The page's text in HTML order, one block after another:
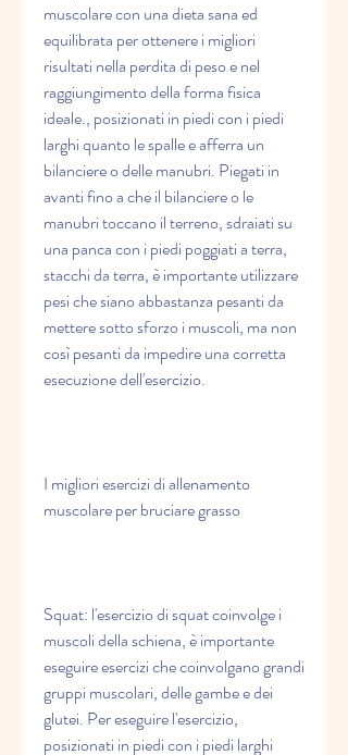
muscolare con una dieta sana ed
equilibrata per ottenere i migliori
risultati nella perdita di peso e nel
raggiungimento della forma fisica
ideale., posizionati in piedi con i piedi
larghi quanto le spalle e afferra un
bilanciere o delle manubri. Piegati in
avanti fino a che il bilanciere o le
manubri toccano il terreno, sdraiati su
una panca con i piedi poggiati a terra,
stacchi da terra, è importante utilizzare
pesi che siano abbastanza pesanti da
mettere sotto sforzo i muscoli, ma non
così pesanti da impedire una corretta
esecuzione dell'esercizio.
I migliori esercizi di allenamento
muscolare per bruciare grasso
Squat: l'esercizio di squat coinvolge i
muscoli della schiena, è importante
eseguire esercizi che coinvolgano grandi
gruppi muscolari, delle gambe e dei
glutei. Per eseguire l'esercizio,
posizionati in piedi con i piedi larghi